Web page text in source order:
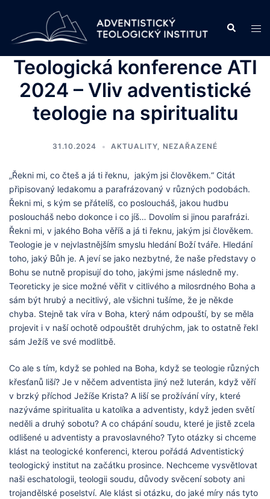
content
Search
Teologická konference ATI
2024 – Vliv adventistické
teologie na spiritualitu
31.10.2024 AKTUALITY, NEZAŘAZENÉ
„Řekni mi, co čteš a já ti řeknu, jakým jsi člověkem.“ Citát
připisovaný ledakomu a parafrázovaný v různých podobách.
Řekni mi, s kým se přátelíš, co posloucháš, jakou hudbu
posloucháš nebo dokonce i co jíš… Dovolím si jinou parafrázi.
Řekni mi, v jakého Boha věříš a já ti řeknu, jakým jsi člověkem.
Teologie je v nejvlastnějším smyslu hledání Boží tváře. Hledání
toho, jaký Bůh je. A jeví se jako nezbytné, že naše představy o
Bohu se nutně propisují do toho, jakými jsme následně my.
Teoreticky je sice možné věřit v citlivého a milosrdného Boha a
sám být hrubý a necitlivý, ale všichni tušíme, že je někde
chyba. Stejně tak víra v Boha, který nám odpouští, by se měla
projevit i v naší ochotě odpouštět druhýchm, jak to ostatně řekl
sám Ježíš ve své modlitbě.
Co ale s tím, když se pohled na Boha, když se teologie různých
křesťanů liší? Je v něčem adventista jiný než luterán, když věří
v brzký příchod Ježíše Krista? A liší se prožívání víry, které
nazýváme spiritualita u katolíka a adventisty, když jeden světí
neděli a druhý sobotu? A co chápání soudu, které je jistě zcela
odlišené u adventisty a pravoslavného? Tyto otázky si chceme
klást na teologické konferenci, kterou pořádá Adventistický
teologický institut na začátku prosince. Nechceme vysvětlovat
naši eschatologii, teologii soudu, důvody svěcení soboty ani
trojandělské poselství. Ale klást si otázku, do jaké míry nás tyto